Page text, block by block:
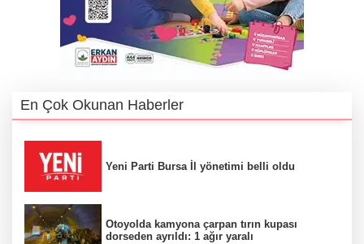
En Çok Okunan Haberler
Yeni Parti Bursa İl yönetimi belli oldu
Otoyolda kamyona çarpan tırın kupası
dorseden ayrıldı: 1 ağır yaralı